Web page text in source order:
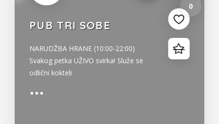
0
PUB TRI SOBE
NARUDŽBA HRANE (10:00-22:00)
Svakog petka UŽIVO svirka! Služe se
odlični kokteli